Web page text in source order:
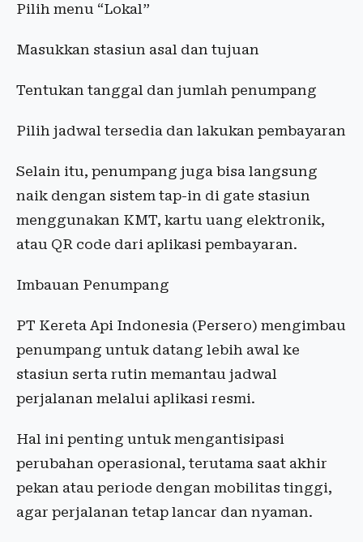
Pilih menu “Lokal”
Masukkan stasiun asal dan tujuan
Tentukan tanggal dan jumlah penumpang
Pilih jadwal tersedia dan lakukan pembayaran
Selain itu, penumpang juga bisa langsung
naik dengan sistem tap-in di gate stasiun
menggunakan KMT, kartu uang elektronik,
atau QR code dari aplikasi pembayaran.
Imbauan Penumpang
PT Kereta Api Indonesia (Persero) mengimbau
penumpang untuk datang lebih awal ke
stasiun serta rutin memantau jadwal
perjalanan melalui aplikasi resmi.
Hal ini penting untuk mengantisipasi
perubahan operasional, terutama saat akhir
pekan atau periode dengan mobilitas tinggi,
agar perjalanan tetap lancar dan nyaman.